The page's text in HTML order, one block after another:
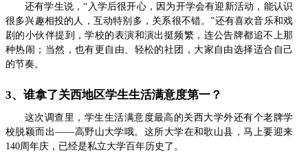
还有学生说，“入学后很开心，因为开学会有迎新活动，能认识
很多兴趣相投的人，互动特别多，关系很不错。”还有喜欢音乐和戏
剧的小伙伴提到，学校的表演和演出挺频繁，连公告牌都追不上那
种热闹；当然，也有更自由、轻松的社团，大家自由选择适合自己
的节奏。
3、谁拿了关西地区学生生活满意度第一？
这次调查里，学生生活满意度最高的关西大学外还有个老牌学
校脱颖而出——高野山大学哦。这所大学在和歌山县，马上要迎来
140周年庆，已经是私立大学百年历史了。